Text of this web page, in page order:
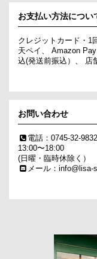
お支払い方法につい
クレジットカード・1
天ペイ、 Amazon
込(発送前振込）、 店
お問い合わせ
電話：0745-32-9832
13:00〜18:00
(日曜・臨時休除く）
メール：info@lisa-